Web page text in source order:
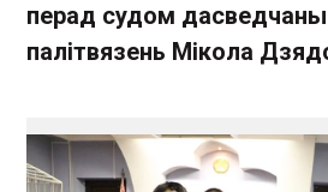
перад судом
палітвязень Мікола